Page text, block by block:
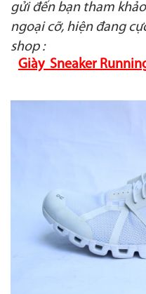
gửi đến bạn tham
ngoại cỡ, hiện đang
shop :
Giày Sneaker